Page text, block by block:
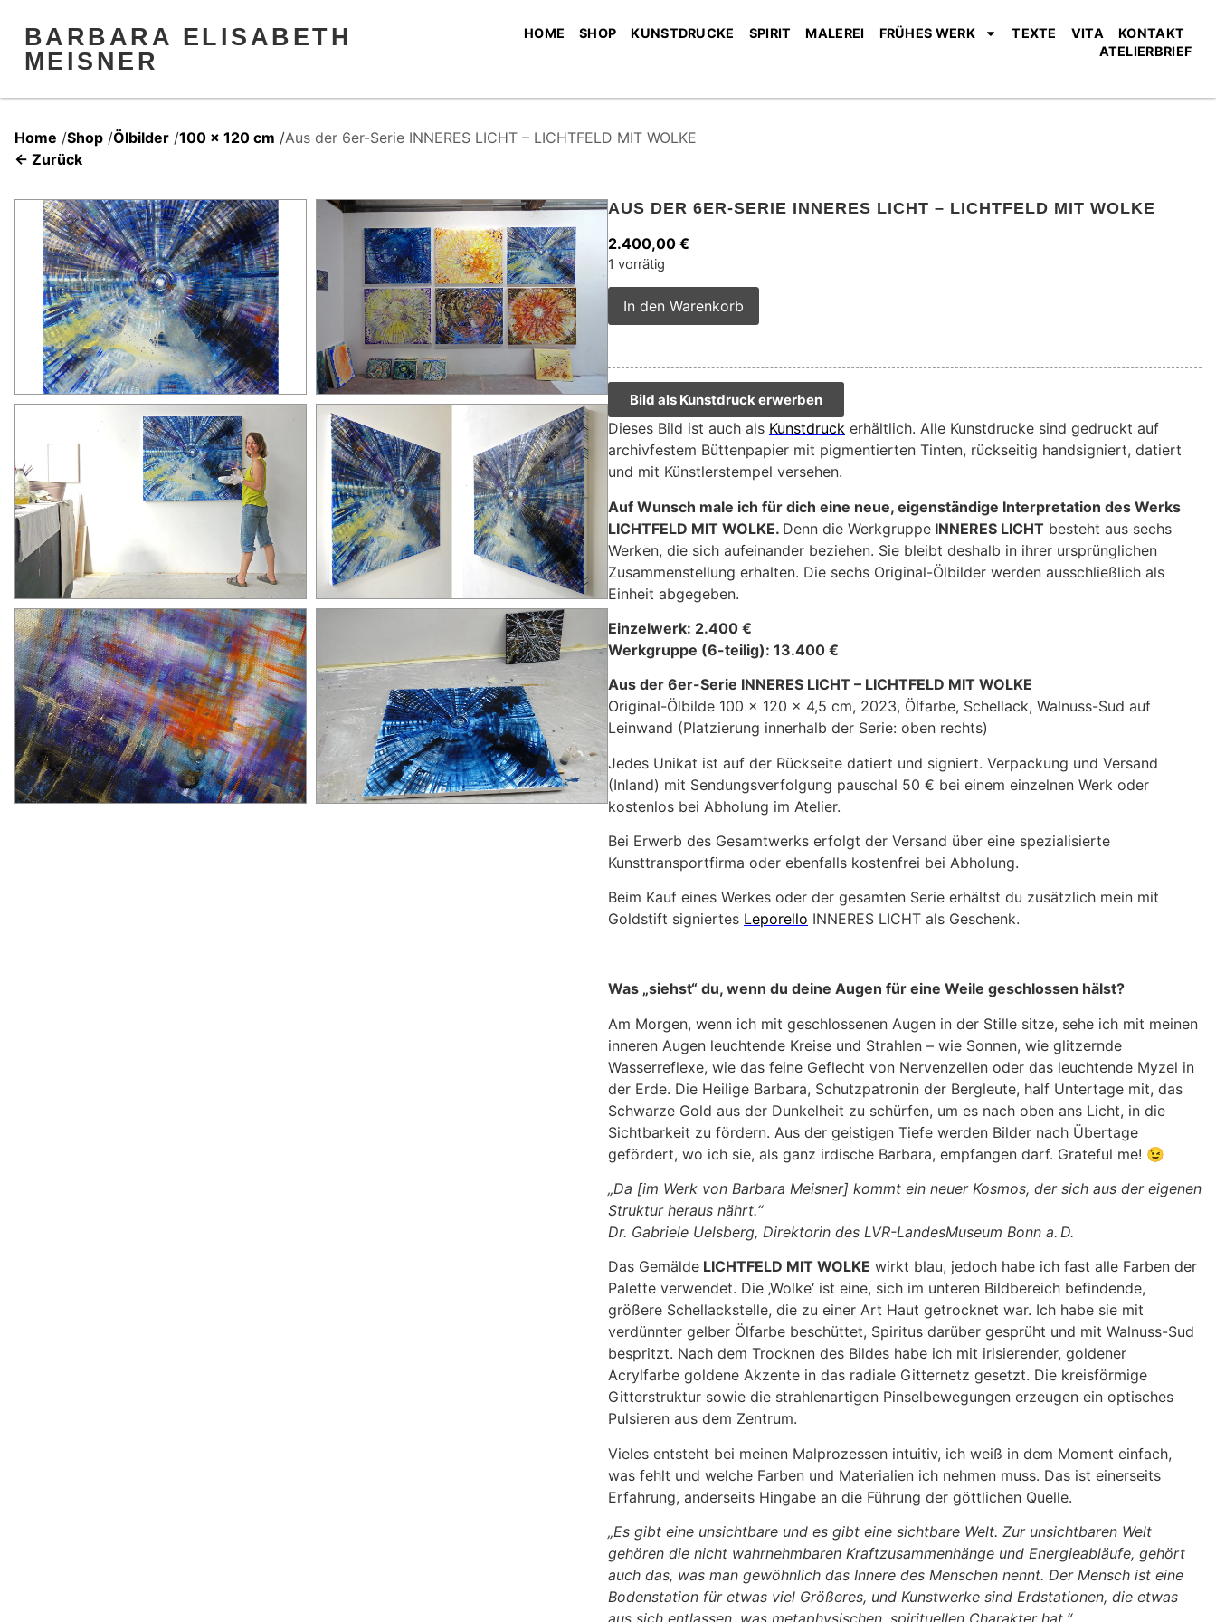
BARBARA ELISABETH
MEISNER
HOME SHOP KUNSTDRUCKE SPIRIT MALEREI FRÜHES WERK TEXTE VITA
KONTAKT
ATELIERBRIEF
Home /Shop /Ölbilder /100 x 120 cm /Aus der 6er-Serie INNERES LICHT – LICHTFELD MIT WOLKE
← Zurück
AUS DER 6ER-SERIE INNERES LICHT – LICHTFELD MIT WOLKE
2.400,00 €
1 vorrätig
In den Warenkorb
Bild als Kunstdruck erwerben
Dieses Bild ist auch als Kunstdruck erhältlich. Alle Kunstdrucke sind gedruckt auf
archivfestem Büttenpapier mit pigmentierten Tinten, rückseitig handsigniert, datiert
und mit Künstlerstempel versehen.
Auf Wunsch male ich für dich eine neue, eigenständige Interpretation des Werks
LICHTFELD MIT WOLKE. Denn die Werkgruppe INNERES LICHT besteht aus sechs
Werken, die sich aufeinander beziehen. Sie bleibt deshalb in ihrer ursprünglichen
Zusammenstellung erhalten. Die sechs Original-Ölbilder werden ausschließlich als
Einheit abgegeben.
Einzelwerk: 2.400 €
Werkgruppe (6-teilig): 13.400 €
Aus der 6er-Serie INNERES LICHT – LICHTFELD MIT WOLKE
Original-Ölbilde 100 x 120 x 4,5 cm, 2023, Ölfarbe, Schellack, Walnuss-Sud auf
Leinwand (Platzierung innerhalb der Serie: oben rechts)
Jedes Unikat ist auf der Rückseite datiert und signiert. Verpackung und Versand
(Inland) mit Sendungsverfolgung pauschal 50 € bei einem einzelnen Werk oder
kostenlos bei Abholung im Atelier.
Bei Erwerb des Gesamtwerks erfolgt der Versand über eine spezialisierte
Kunsttransportfirma oder ebenfalls kostenfrei bei Abholung.
Beim Kauf eines Werkes oder der gesamten Serie erhältst du zusätzlich mein mit
Goldstift signiertes Leporello INNERES LICHT als Geschenk.
Was „siehst“ du, wenn du deine Augen für eine Weile geschlossen hälst?
Am Morgen, wenn ich mit geschlossenen Augen in der Stille sitze, sehe ich mit meinen
inneren Augen leuchtende Kreise und Strahlen – wie Sonnen, wie glitzernde
Wasserreflexe, wie das feine Geflecht von Nervenzellen oder das leuchtende Myzel in
der Erde. Die Heilige Barbara, Schutzpatronin der Bergleute, half Untertage mit, das
Schwarze Gold aus der Dunkelheit zu schürfen, um es nach oben ans Licht, in die
Sichtbarkeit zu fördern. Aus der geistigen Tiefe werden Bilder nach Übertage
gefördert, wo ich sie, als ganz irdische Barbara, empfangen darf. Grateful me! 😉
„Da [im Werk von Barbara Meisner] kommt ein neuer Kosmos, der sich aus der eigenen
Struktur heraus nährt.“
Dr. Gabriele Uelsberg, Direktorin des LVR-LandesMuseum Bonn a. D.
Das Gemälde LICHTFELD MIT WOLKE wirkt blau, jedoch habe ich fast alle Farben der
Palette verwendet. Die ‚Wolke‘ ist eine, sich im unteren Bildbereich befindende,
größere Schellackstelle, die zu einer Art Haut getrocknet war. Ich habe sie mit
verdünnter gelber Ölfarbe beschüttet, Spiritus darüber gesprüht und mit Walnuss-Sud
bespritzt. Nach dem Trocknen des Bildes habe ich mit irisierender, goldener
Acrylfarbe goldene Akzente in das radiale Gitternetz gesetzt. Die kreisförmige
Gitterstruktur sowie die strahlenartigen Pinselbewegungen erzeugen ein optisches
Pulsieren aus dem Zentrum.
Vieles entsteht bei meinen Malprozessen intuitiv, ich weiß in dem Moment einfach,
was fehlt und welche Farben und Materialien ich nehmen muss. Das ist einerseits
Erfahrung, anderseits Hingabe an die Führung der göttlichen Quelle.
„Es gibt eine unsichtbare und es gibt eine sichtbare Welt. Zur unsichtbaren Welt
gehören die nicht wahrnehmbaren Kraftzusammenhänge und Energieabläufe, gehört
auch das, was man gewöhnlich das Innere des Menschen nennt. Der Mensch ist eine
Bodenstation für etwas viel Größeres, und Kunstwerke sind Erdstationen, die etwas